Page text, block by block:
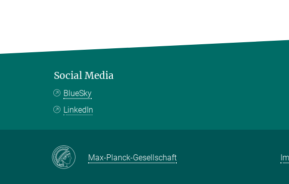
Social Media
BlueSky
LinkedIn
Max-Planck-Gesellschaft